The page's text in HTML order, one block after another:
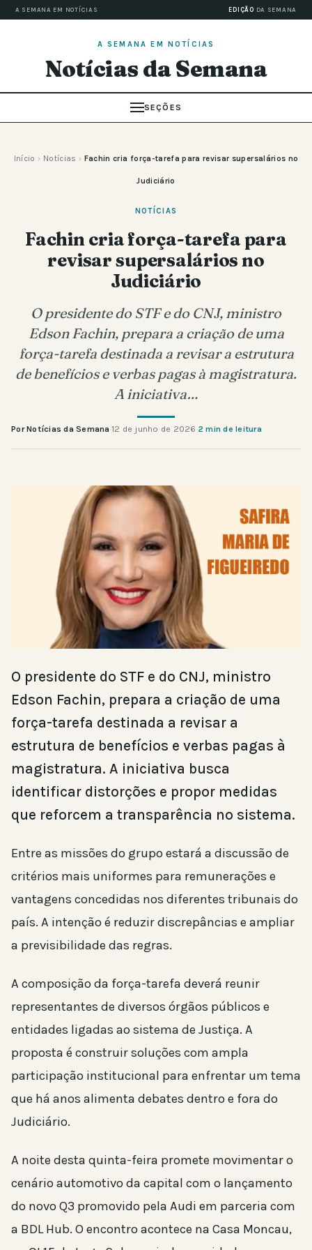
A SEMANA EM NOTÍCIAS EDIÇÃO DA SEMANA
A SEMANA EM NOTÍCIAS
Notícias da Semana
SEÇÕES
Início › Notícias › Fachin cria força-tarefa para revisar supersalários no
Judiciário
NOTÍCIAS
Fachin cria força-tarefa para
revisar supersalários no
Judiciário
O presidente do STF e do CNJ, ministro
Edson Fachin, prepara a criação de uma
força-tarefa destinada a revisar a estrutura
de benefícios e verbas pagas à magistratura.
A iniciativa…
Por Notícias da Semana·12 de junho de 2026·2 min de leitura
O presidente do STF e do CNJ, ministro
Edson Fachin, prepara a criação de uma
força-tarefa destinada a revisar a
estrutura de benefícios e verbas pagas à
magistratura. A iniciativa busca
identificar distorções e propor medidas
que reforcem a transparência no sistema.
Entre as missões do grupo estará a discussão de
critérios mais uniformes para remunerações e
vantagens concedidas nos diferentes tribunais do
país. A intenção é reduzir discrepâncias e ampliar
a previsibilidade das regras.
A composição da força-tarefa deverá reunir
representantes de diversos órgãos públicos e
entidades ligadas ao sistema de Justiça. A
proposta é construir soluções com ampla
participação institucional para enfrentar um tema
que há anos alimenta debates dentro e fora do
Judiciário.
A noite desta quinta-feira promete movimentar o
cenário automotivo da capital com o lançamento
do novo Q3 promovido pela Audi em parceria com
a BDL Hub. O encontro acontece na Casa Moncau,